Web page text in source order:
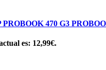
470 G3
es: 12,99€.